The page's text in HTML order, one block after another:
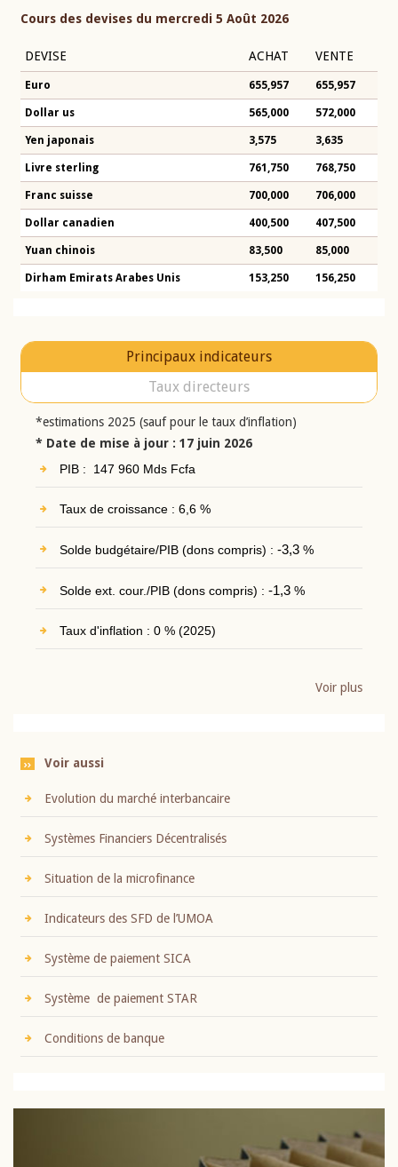
Cours des devises du mercredi 5 Août 2026
DEVISE ACHAT VENTE
Euro 655,957 655,957
Dollar us 565,000 572,000
Yen japonais 3,575 3,635
Livre sterling 761,750 768,750
Franc suisse 700,000 706,000
Dollar canadien 400,500 407,500
Yuan chinois 83,500 85,000
Dirham Emirats Arabes Unis 153,250 156,250
Principaux indicateurs
Taux directeurs
*estimations 2025 (sauf pour le taux d’inflation)
* Date de mise à jour : 17 juin 2026
PIB : 147 960 Mds Fcfa
Taux de croissance : 6,6 %
Solde budgétaire/PIB (dons compris) : -3,3%
Solde ext. cour./PIB (dons compris) : -1,3%
Taux d'inflation : 0 % (2025)
Voir plus
Voir aussi
Evolution du marché interbancaire
Systèmes Financiers Décentralisés
Situation de la microfinance
Indicateurs des SFD de l’UMOA
Système de paiement SICA
Système de paiement STAR
Conditions de banque